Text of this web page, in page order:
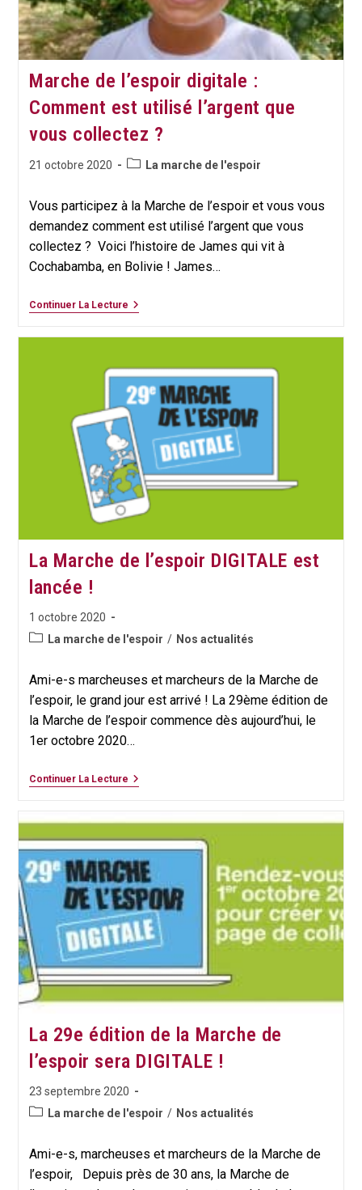
Marche de l’espoir digitale :
Comment est utilisé l’argent que
vous collectez ?
Publication
21 octobre 2020
PostLa marche de l'espoir
Vous participez à la Marche de l’espoir et vous vous
demandez comment est utilisé l’argent que vous
collectez ? Voici l’histoire de James qui vit à
Cochabamba, en Bolivie ! James…
Continuer La LectureMarche
Comment
Est
Utilisé
L’argent
Que
Vous
Collectez
?
La Marche de l’espoir DIGITALE est
lancée !
Publication
publiée :
1 octobre 2020
PostLa marche de l'espoir / Nos actualités
Ami-e-s marcheuses et marcheurs de la Marche de
l’espoir, le grand jour est arrivé ! La 29ème édition de
la Marche de l’espoir commence dès aujourd’hui, le
1er octobre 2020…
Continuer La LectureLa
L’espoir
Est
Lancée
!
La 29e édition de la Marche de
l’espoir sera DIGITALE !
Publication
publiée :
23 septembre 2020
PostLa marche de l'espoir / Nos actualités
Ami-e-s, marcheuses et marcheurs de la Marche de
l’espoir, Depuis près de 30 ans, la Marche de